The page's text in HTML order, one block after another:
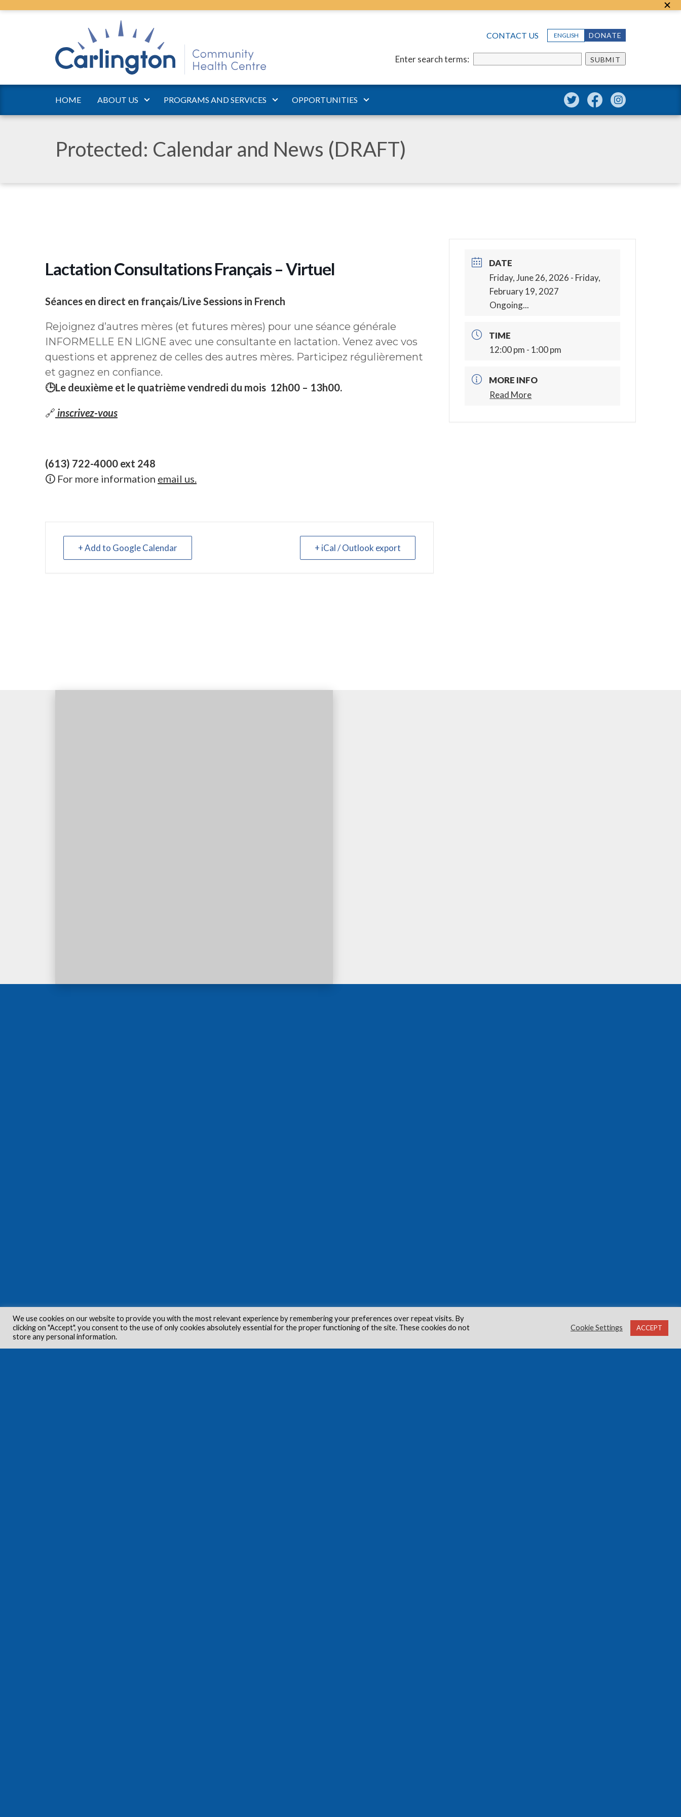
CONTACT US ENGLISH DONATE
Enter search terms: SUBMIT
HOME ABOUT US PROGRAMS AND SERVICES OPPORTUNITIES
Protected: Calendar and News (DRAFT)
Lactation Consultations Français – Virtuel
Séances en direct en français/Live Sessions in French
Rejoignez d’autres mères (et futures mères) pour une séance générale
INFORMELLE EN LIGNE avec une consultante en lactation. Venez avec vos
questions et apprenez de celles des autres mères. Participez régulièrement
et gagnez en confiance.
🕒Le deuxième et le quatrième vendredi du mois 12h00 – 13h00.
🔗 inscrivez-vous
(613) 722-4000 ext 248
🛈 For more information email us.
+ Add to Google Calendar + iCal / Outlook export
DATE
Friday, June 26, 2026 - Friday,
February 19, 2027
Ongoing...
TIME
12:00 pm - 1:00 pm
MORE INFO
Read More
We use cookies on our website to provide you with the most relevant experience by remembering your preferences over repeat visits. By
clicking on "Accept", you consent to the use of only cookies absolutely essential for the proper functioning of the site. These cookies do not
store any personal information.
Cookie Settings ACCEPT